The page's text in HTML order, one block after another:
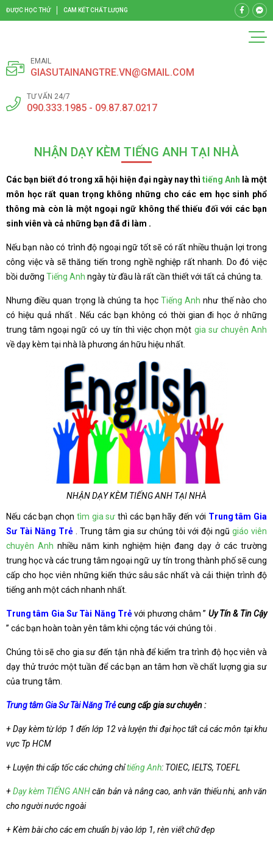
ĐƯỢC HỌC THỬ CAM KẾT CHẤT LƯỢNG
EMAIL
GIASUTAINANGTRE.VN@GMAIL.COM
TƯ VẤN 24/7
090.333.1985 - 09.87.87.0217
NHẬN DẠY KÈM TIẾNG ANH TẠI NHÀ
Các bạn biết đó trong xã hội hiện đại ngày nay thì tiếng Anh là một
môn học rất quan trọng không những cho các em học sinh phổ
thông mà còn là một ngoại ngữ không thể thiếu đối với các bạn
sinh viên và cả những bạn đã đi làm .
Nếu bạn nào có trình độ ngoại ngữ tốt sẽ có rất nhiều thuận lợi trong
công việc và sẽ thăng tiến trong nghề nghiệp rất nhanh. Do đó việc
bồi dưỡng Tiếng Anh ngày từ đầu là rất cần thiết với tất cả chúng ta.
Nhưng điều quan trọng là chúng ta học Tiếng Anh như thế nào cho
có hiệu quả nhất . Nếu các bạn không có thời gian đi học ở những
trung tâm ngoại ngữ có uy tín thì việc chọn một gia sư chuyên Anh
về dạy kèm tại nhà là phương án hữu hiệu nhất.
NHẬN DẠY KÈM TIẾNG ANH TẠI NHÀ
Nếu các bạn chọn tìm gia sư thì các bạn hãy đến với Trung tâm Gia
Sư Tài Năng Trẻ . Trung tâm gia sư chúng tôi với đội ngũ giáo viên
chuyên Anh nhiều năm kinh nghiệm hiện đang dạy ở các trường
trung học và các trung tâm ngoại ngữ uy tín trong thành phố sẽ cung
cấp cho học viên những kiến thức sâu sắc nhất và cải thiện trình độ
tiếng anh một cách nhanh nhất.
Trung tâm Gia Sư Tài Năng Trẻvới phương châm ” Uy Tín & Tin Cậy
” các bạn hoàn toàn yên tâm khi cộng tác với chúng tôi .
Chúng tôi sẽ cho gia sư đến tận nhà để kiểm tra trình độ học viên và
dạy thử trước một tuần để các bạn an tâm hơn về chất lượng gia sư
của trung tâm.
Trung tâm Gia Sư Tài Năng Trẻcung cấp gia sư chuyên :
+ Dạy kèm từ lớp 1 đến lớp 12 và luyện thi đại học tất cả các môn tại khu
vực Tp HCM
+ Luyện thi cấp tốc các chứng chỉtiếng Anh: TOIEC, IELTS, TOEFL
+Dạy kèm TIẾNG ANHcăn bản và nâng cao, anh văn thiếu nhi, anh văn
cho người nước ngoài
+ Kèm bài cho các em chuẩn bị vào lớp 1, rèn viết chữ đẹp